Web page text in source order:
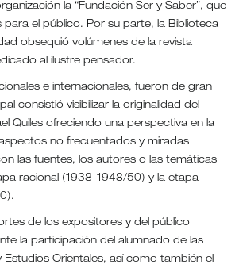
la “Fundación Ser y Saber”, que
el público. Por su parte, la Biblioteca
obsequió volúmenes de la revista
al ilustre pensador.
e internacionales, fueron de gran
consistió visibilizar la originalidad del
Quiles ofreciendo una perspectiva en la
no frecuentados y miradas
las fuentes, los autores o las temáticas
racional (1938-1948/50) y la etapa
de los expositores y del público
la participación del alumnado de las
Estudios Orientales, así como también el